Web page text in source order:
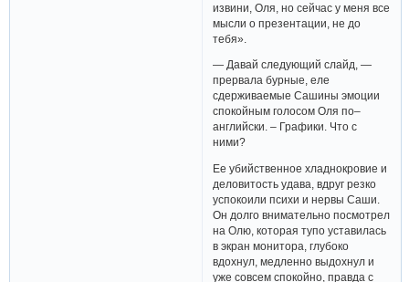
извини, Оля, но сейчас у меня все
мысли о презентации, не до
тебя».
— Давай следующий слайд, —
прервала бурные, еле
сдерживаемые Сашины эмоции
спокойным голосом Оля по–
английски. – Графики. Что с
ними?
Ее убийственное хладнокровие и
деловитость удава, вдруг резко
успокоили психи и нервы Саши.
Он долго внимательно посмотрел
на Олю, которая тупо уставилась
в экран монитора, глубоко
вдохнул, медленно выдохнул и
уже совсем спокойно, правда с